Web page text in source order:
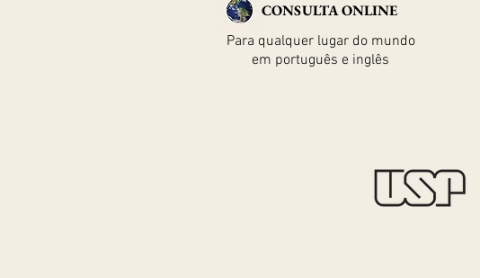
CONSULTA ONLINE
Para qualquer lugar do mundo
em português e inglês